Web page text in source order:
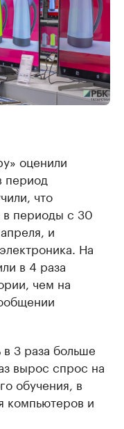
оценили
период
что
в периоды c 30
и
На
в 4 раза
чем на
в 3 раза больше
вырос спрос на
обучения, в
компьютеров и